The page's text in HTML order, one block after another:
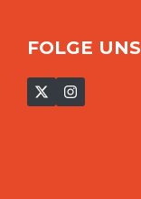
FOLGE UNS